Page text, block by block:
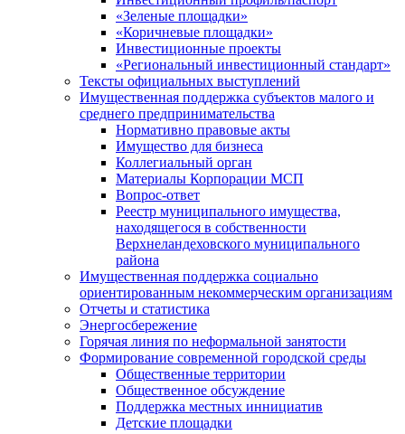
«Зеленые площадки»
«Коричневые площадки»
Инвестиционные проекты
«Региональный инвестиционный стандарт»
Тексты официальных выступлений
Имущественная поддержка субъектов малого и
среднего предпринимательства
Нормативно правовые акты
Имущество для бизнеса
Коллегиальный орган
Материалы Корпорации МСП
Вопрос-ответ
Реестр муниципального имущества,
находящегося в собственности
Верхнеландеховского муниципального
района
Имущественная поддержка социально
ориентированным некоммерческим организациям
Отчеты и статистика
Энергосбережение
Горячая линия по неформальной занятости
Формирование современной городской среды
Общественные территории
Общественное обсуждение
Поддержка местных иннициатив
Детские площадки